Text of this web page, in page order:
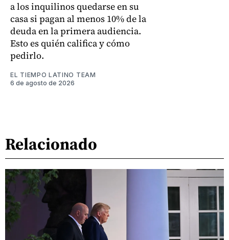
a los inquilinos quedarse en su
casa si pagan al menos 10% de la
deuda en la primera audiencia.
Esto es quién califica y cómo
pedirlo.
EL TIEMPO LATINO TEAM
6 de agosto de 2026
Relacionado